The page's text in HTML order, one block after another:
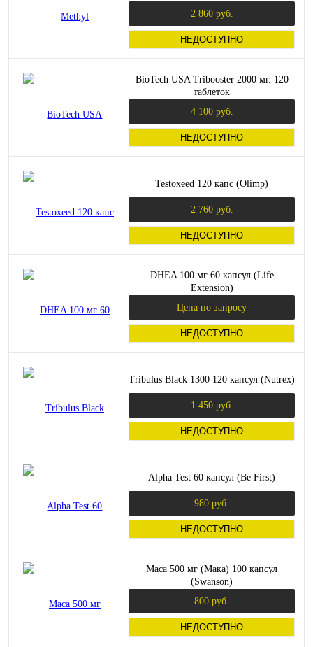
2 860 руб.
НЕДОСТУПНО
BioTech USA Tribooster 2000 мг. 120
таблеток
4 100 руб.
НЕДОСТУПНО
Testoxeed 120 капс (Olimp)
2 760 руб.
НЕДОСТУПНО
DHEA 100 мг 60 капсул (Life
Extension)
Цена по запросу
НЕДОСТУПНО
Tribulus Black 1300 120 капсул (Nutrex)
1 450 руб.
НЕДОСТУПНО
Alpha Test 60 капсул (Be First)
980 руб.
НЕДОСТУПНО
Maca 500 мг (Мака) 100 капсул
(Swanson)
800 руб.
НЕДОСТУПНО